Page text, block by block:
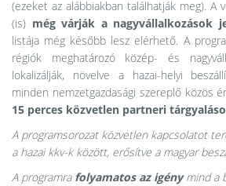
(ezeket az alábbiakban találhatják meg). A
(is) még várják a nagyvállalkozások
listája még később lesz elérhető. A
régiók meghatározó közép- és
lokalizálják, növelve a hazai-helyi
minden nemzetgazdasági szereplő közös
15 perces közvetlen partneri
A programsorozat közvetlen kapcsolatot
a hazai kkv-k között, erősítve a magyar
A programra folyamatos az igénymind a